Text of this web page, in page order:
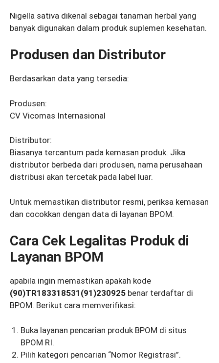
Nigella sativa dikenal sebagai tanaman herbal yang
banyak digunakan dalam produk suplemen kesehatan.
Produsen dan Distributor
Berdasarkan data yang tersedia:
Produsen:
CV Vicomas Internasional
Distributor:
Biasanya tercantum pada kemasan produk. Jika
distributor berbeda dari produsen, nama perusahaan
distribusi akan tercetak pada label luar.
Untuk memastikan distributor resmi, periksa kemasan
dan cocokkan dengan data di layanan BPOM.
Cara Cek Legalitas Produk di
Layanan BPOM
apabila ingin memastikan apakah kode
(90)TR183318531(91)230925 benar terdaftar di
BPOM. Berikut cara memverifikasi:
Buka layanan pencarian produk BPOM di situs
BPOM RI.
Pilih kategori pencarian “Nomor Registrasi”.